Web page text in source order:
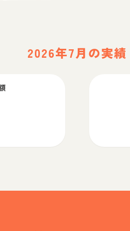
2026年7月の実績